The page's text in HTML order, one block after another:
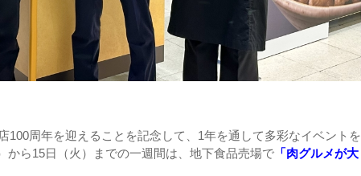
100周年を迎えることを記念して、1年を通して多彩なイベントを
ら15日（火）までの一週間は、地下食品売場で 「肉グルメが大